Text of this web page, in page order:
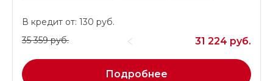
В кредит от: 130 руб.
35 359 руб.
31 224 руб.
Подробнее